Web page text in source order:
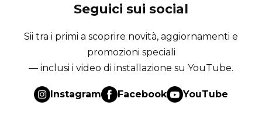
Seguici sui social
Sii tra i primi a scoprire novità, aggiornamenti e
promozioni speciali
— inclusi i video di installazione su YouTube.
Instagram Facebook YouTube